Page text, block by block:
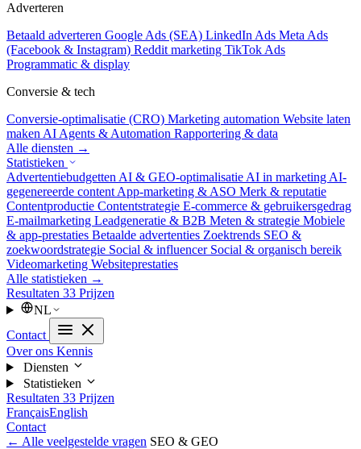
Adverteren
Betaald adverteren Google Ads (SEA) LinkedIn Ads Meta Ads
(Facebook & Instagram) Reddit marketing TikTok Ads
Programmatic & display
Conversie & tech
Conversie-optimalisatie (CRO) Marketing automation Website laten
maken AI Agents & Automation Rapportering & data
Alle diensten →
Statistieken
Advertentiebudgetten AI & GEO-optimalisatie AI in marketing AI-
gegenereerde content App-marketing & ASO Merk & reputatie
Contentproductie Contentstrategie E-commerce & gebruikersgedrag
E-mailmarketing Leadgeneratie & B2B Meten & strategie Mobiele
& app-prestaties Betaalde advertenties Zoektrends SEO &
zoekwoordstrategie Social & influencer Social & organisch bereik
Videomarketing Websiteprestaties
Alle statistieken →
Resultaten 33 Prijzen
NL
Contact
Over ons Kennis
Diensten
Statistieken
Resultaten 33 Prijzen
FrançaisEnglish
Contact
← Alle veelgestelde vragen SEO & GEO